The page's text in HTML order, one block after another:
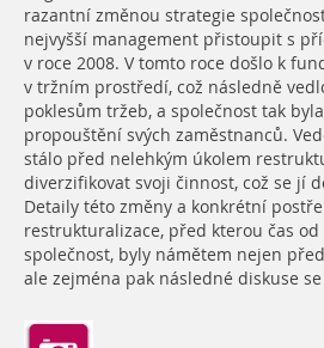
razantní změnou strategie
nejvyšší management přistoupit s
v roce 2008. V tomto roce došlo k
v tržním prostředí, což následně
poklesům tržeb, a společnost tak
propouštění svých zaměstnanců.
stálo před nelehkým úkolem
diverzifikovat svoji činnost, což se jí
Detaily této změny a konkrétní
restrukturalizace, před kterou čas od
společnost, byly námětem nejen
ale zejména pak následné diskuse